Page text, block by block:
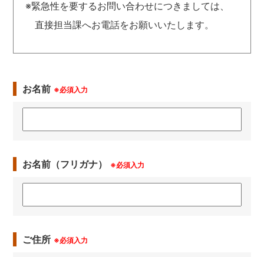
※緊急性を要するお問い合わせにつきましては、
直接担当課へお電話をお願いいたします。
お名前 ※必須入力
お名前（フリガナ） ※必須入力
ご住所 ※必須入力